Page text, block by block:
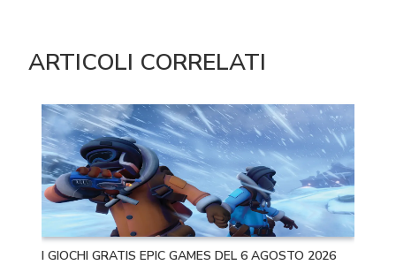
ARTICOLI CORRELATI
I GIOCHI GRATIS EPIC GAMES DEL 6 AGOSTO 2026